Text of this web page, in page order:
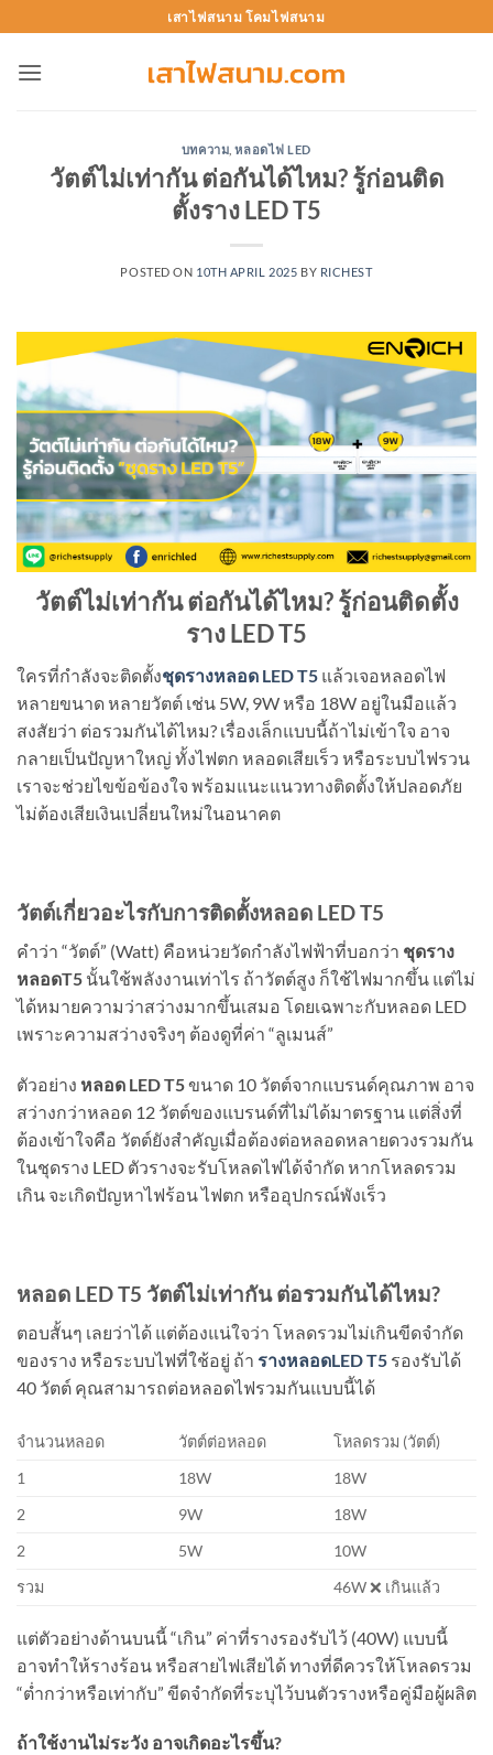
to
content
เสาไฟสนาม โคมไฟสนาม
บทความ ,หลอดไฟ LED
วัตต์ไม่เท่ากัน ต่อกันได้ไหม? รู้ก่อนติด
ตั้งราง LED T5
POSTED ON 10TH APRIL 2025 BY RICHEST
วัตต์ไม่เท่ากัน ต่อกันได้ไหม? รู้ก่อนติดตั้ง
ราง LED T5
ใครที่กำลังจะติดตั้งชุดรางหลอด LED T5 แล้วเจอหลอดไฟ
หลายขนาด หลายวัตต์ เช่น 5W, 9W หรือ 18W อยู่ในมือแล้ว
สงสัยว่า ต่อรวมกันได้ไหม? เรื่องเล็กแบบนี้ถ้าไม่เข้าใจ อาจ
กลายเป็นปัญหาใหญ่ ทั้งไฟตก หลอดเสียเร็ว หรือระบบไฟรวน
เราจะช่วยไขข้อข้องใจ พร้อมแนะแนวทางติดตั้งให้ปลอดภัย
ไม่ต้องเสียเงินเปลี่ยนใหม่ในอนาคต
วัตต์เกี่ยวอะไรกับการติดตั้งหลอด LED T5
คำว่า “วัตต์” (Watt) คือหน่วยวัดกำลังไฟฟ้าที่บอกว่า ชุดราง
หลอดT5 นั้นใช้พลังงานเท่าไร ถ้าวัตต์สูง ก็ใช้ไฟมากขึ้น แต่ไม่
ได้หมายความว่าสว่างมากขึ้นเสมอ โดยเฉพาะกับหลอด LED
เพราะความสว่างจริงๆ ต้องดูที่ค่า “ลูเมนส์”
ตัวอย่าง หลอด LED T5ขนาด 10 วัตต์จากแบรนด์คุณภาพ อาจ
สว่างกว่าหลอด 12 วัตต์ของแบรนด์ที่ไม่ได้มาตรฐาน แต่สิ่งที่
ต้องเข้าใจคือ วัตต์ยังสำคัญเมื่อต้องต่อหลอดหลายดวงรวมกัน
ในชุดราง LED ตัวรางจะรับโหลดไฟได้จำกัด หากโหลดรวม
เกิน จะเกิดปัญหาไฟร้อน ไฟตก หรืออุปกรณ์พังเร็ว
หลอด LED T5 วัตต์ไม่เท่ากัน ต่อรวมกันได้ไหม?
ตอบสั้นๆ เลยว่าได้ แต่ต้องแน่ใจว่า โหลดรวมไม่เกินขีดจำกัด
ของราง หรือระบบไฟที่ใช้อยู่ ถ้า รางหลอดLED T5 รองรับได้
40 วัตต์ คุณสามารถต่อหลอดไฟรวมกันแบบนี้ได้
จำนวนหลอด วัตต์ต่อหลอด
โหลดรวม (วัตต์)
1
18W
18W
2
9W
18W
2
5W
10W
รวม
46W ❌ เกินแล้ว
แต่ตัวอย่างด้านบนนี้ “เกิน” ค่าที่รางรองรับไว้ (40W) แบบนี้
อาจทำให้รางร้อน หรือสายไฟเสียได้ ทางที่ดีควรให้โหลดรวม
“ต่ำกว่าหรือเท่ากับ” ขีดจำกัดที่ระบุไว้บนตัวรางหรือคู่มือผู้ผลิต
ถ้าใช้งานไม่ระวัง อาจเกิดอะไรขึ้น?